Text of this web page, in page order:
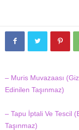
– Muris Muvazaası
Edinilen Taşınmaz)
– Tapu İptali Ve Tescil
Taşınmaz)